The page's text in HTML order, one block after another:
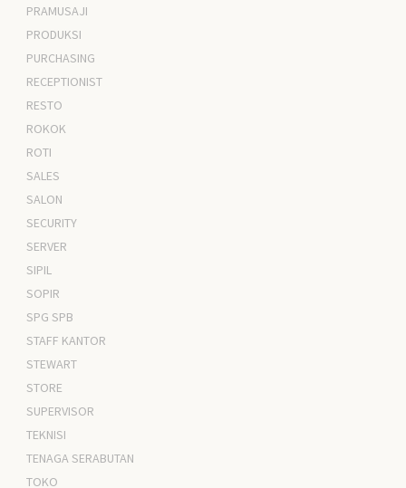
PRAMUSAJI
PRODUKSI
PURCHASING
RECEPTIONIST
RESTO
ROKOK
ROTI
SALES
SALON
SECURITY
SERVER
SIPIL
SOPIR
SPG SPB
STAFF KANTOR
STEWART
STORE
SUPERVISOR
TEKNISI
TENAGA SERABUTAN
TOKO